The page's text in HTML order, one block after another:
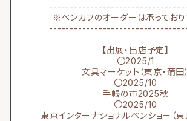
※ペンカフのオーダーは承ってお
【出展・出店予定】
〇2025/1
文具マーケット（東京・蒲田）
〇2025/10
手帳の市2025秋
〇2025/10
東京インターナショナルペンショー（東